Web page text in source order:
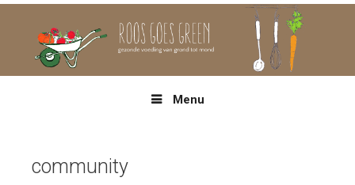
Menu
community